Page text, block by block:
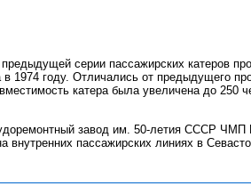
серии пассажирских катеров
1974 году. Отличались от предыдущего
катера была увеличена до 250
завод им. 50-летия СССР
внутренних пассажирских линиях в